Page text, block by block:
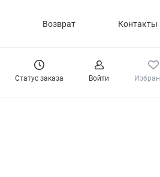
Возврат Контакты
Статус заказа Войти